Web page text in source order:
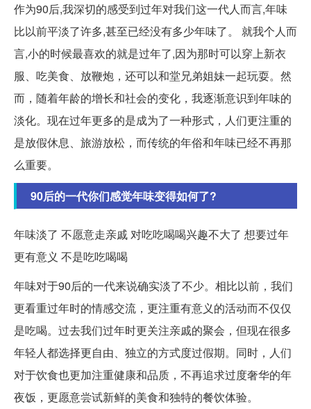
作为90后,我深切的感受到过年对我们这一代人而言,年味
比以前平淡了许多,甚至已经没有多少年味了。 就我个人而
言,小的时候最喜欢的就是过年了,因为那时可以穿上新衣
服、吃美食、放鞭炮，还可以和堂兄弟姐妹一起玩耍。然
而，随着年龄的增长和社会的变化，我逐渐意识到年味的
淡化。现在过年更多的是成为了一种形式，人们更注重的
是放假休息、旅游放松，而传统的年俗和年味已经不再那
么重要。
90后的一代你们感觉年味变得如何了?
年味淡了 不愿意走亲戚 对吃吃喝喝兴趣不大了 想要过年
更有意义 不是吃吃喝喝
年味对于90后的一代来说确实淡了不少。相比以前，我们
更看重过年时的情感交流，更注重有意义的活动而不仅仅
是吃喝。过去我们过年时更关注亲戚的聚会，但现在很多
年轻人都选择更自由、独立的方式度过假期。同时，人们
对于饮食也更加注重健康和品质，不再追求过度奢华的年
夜饭，更愿意尝试新鲜的美食和独特的餐饮体验。